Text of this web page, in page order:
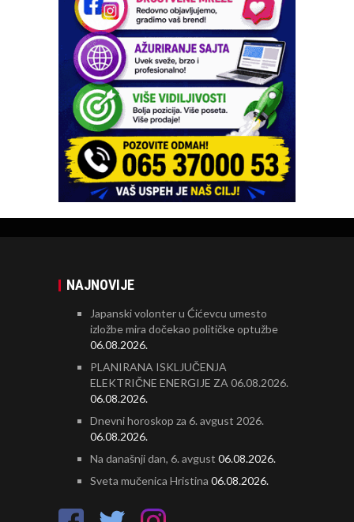
NAJNOVIJE
Japanski volonter u Ćićevcu umesto
izložbe mira dočekao političke optužbe
06.08.2026.
PLANIRANA ISKLJUČENJA
ELEKTRIČNE ENERGIJE ZA 06.08.2026.
06.08.2026.
Dnevni horoskop za 6. avgust 2026.
06.08.2026.
Na današnji dan, 6. avgust 06.08.2026.
Sveta mučenica Hristina 06.08.2026.